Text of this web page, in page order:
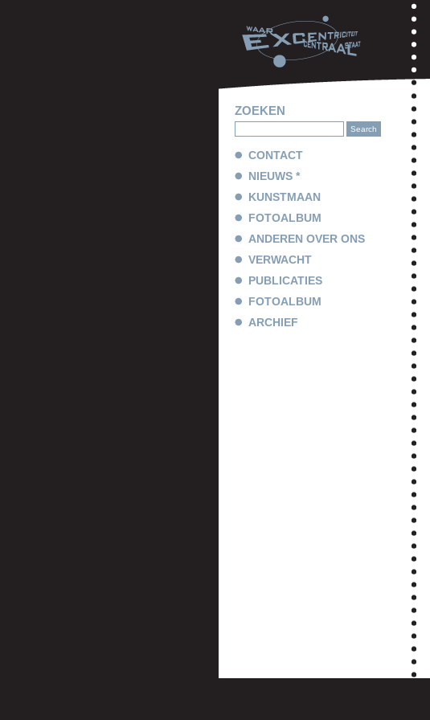
ZOEKEN
CONTACT
NIEUWS *
KUNSTMAAN
FOTOALBUM
ANDEREN OVER ONS
VERWACHT
PUBLICATIES
FOTOALBUM
ARCHIEF